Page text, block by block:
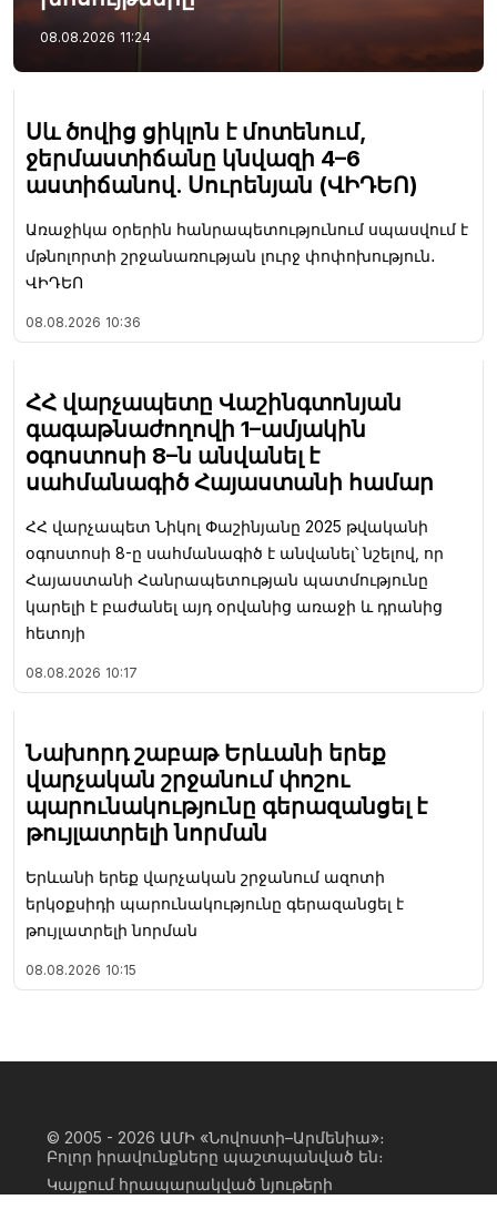
08.08.2026 11:24
Սև ծովից ցիկլոն է մոտենում,
ջերմաստիճանը կնվազի 4–6
աստիճանով. Սուրենյան (ՎԻԴԵՈ)
Առաջիկա օրերին հանրապետությունում սպասվում է
մթնոլորտի շրջանառության լուրջ փոփոխություն․
ՎԻԴԵՈ
08.08.2026 10:36
ՀՀ վարչապետը Վաշինգտոնյան
գագաթնաժողովի 1–ամյակին
օգոստոսի 8–ն անվանել է
սահմանագիծ Հայաստանի համար
ՀՀ վարչապետ Նիկոլ Փաշինյանը 2025 թվականի
օգոստոսի 8-ը սահմանագիծ է անվանել՝ նշելով, որ
Հայաստանի Հանրապետության պատմությունը
կարելի է բաժանել այդ օրվանից առաջի և դրանից
հետոյի
08.08.2026 10:17
Նախորդ շաբաթ Երևանի երեք
վարչական շրջանում փոշու
պարունակությունը գերազանցել է
թույլատրելի նորման
Երևանի երեք վարչական շրջանում ազոտի
երկօքսիդի պարունակությունը գերազանցել է
թույլատրելի նորման
08.08.2026 10:15
© 2005 - 2026 ԱՄԻ «Նովոստի–Արմենիա»։
Բոլոր իրավունքները պաշտպանված են։
Կայքում հրապարակված նյութերի